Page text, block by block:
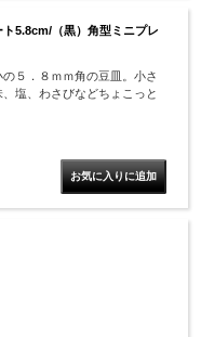
ト5.8cm/（黒）角型ミニプレ
５．８ｍｍ角の豆皿。小さ
塩、わさびなどちょこっと